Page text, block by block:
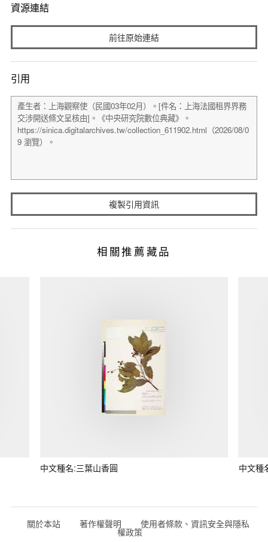
資源連結
前往原始連結
引用
複製引用資訊
相關推薦藏品
中文種名:三葉山香圓 中文種
關於本站 著作權聲明 使用者條款、資訊安全與隱私
權政策